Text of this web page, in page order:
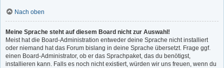
Nach oben
Meine Sprache steht auf diesem Board nicht zur Auswahl!
Meist hat die Board-Administration entweder deine Sprache nicht installiert
oder niemand hat das Forum bislang in deine Sprache übersetzt. Frage ggf.
einen Board-Administrator, ob er das Sprachpaket, das du benötigst,
installieren kann. Falls es noch nicht existiert, würden wir uns freuen, wenn du